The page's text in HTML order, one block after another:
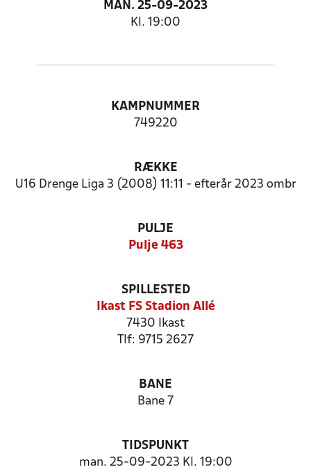
MAN. 25-09-2023
Kl. 19:00
KAMPNUMMER
749220
RÆKKE
U16 Drenge Liga 3 (2008) 11:11 - efterår 2023 ombr
PULJE
Pulje 463
SPILLESTED
Ikast FS Stadion Allé
7430 Ikast
Tlf: 9715 2627
BANE
Bane 7
TIDSPUNKT
man. 25-09-2023 Kl. 19:00